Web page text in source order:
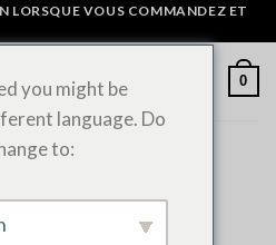
LORSQUE VOUS COMMANDEZ ET
0
you might be
language. Do
to: